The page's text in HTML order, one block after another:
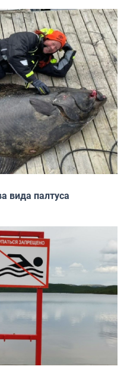
вида палтуса